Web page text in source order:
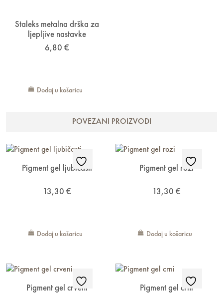
Staleks metalna drška za
ljepljive nastavke
6,80 €
Dodaj u košaricu
POVEZANI PROIZVODI
Pigment gel ljubičasti
13,30 €
Dodaj u košaricu
Pigment gel rozi
13,30 €
Dodaj u košaricu
Pigment gel crveni Pigment gel crni